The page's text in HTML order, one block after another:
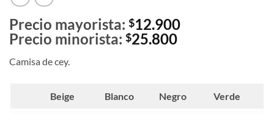
Precio mayorista: $12.900
Precio minorista: $25.800
Camisa de cey.
Beige Blanco Negro Verde